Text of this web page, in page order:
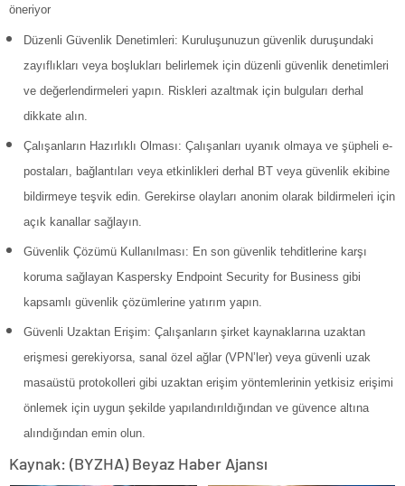
öneriyor
Düzenli Güvenlik Denetimleri: Kuruluşunuzun güvenlik duruşundaki
zayıflıkları veya boşlukları belirlemek için düzenli güvenlik denetimleri
ve değerlendirmeleri yapın. Riskleri azaltmak için bulguları derhal
dikkate alın.
Çalışanların Hazırlıklı Olması: Çalışanları uyanık olmaya ve şüpheli e-
postaları, bağlantıları veya etkinlikleri derhal BT veya güvenlik ekibine
bildirmeye teşvik edin. Gerekirse olayları anonim olarak bildirmeleri için
açık kanallar sağlayın.
Güvenlik Çözümü Kullanılması: En son güvenlik tehditlerine karşı
koruma sağlayan Kaspersky Endpoint Security for Business gibi
kapsamlı güvenlik çözümlerine yatırım yapın.
Güvenli Uzaktan Erişim: Çalışanların şirket kaynaklarına uzaktan
erişmesi gerekiyorsa, sanal özel ağlar (VPN’ler) veya güvenli uzak
masaüstü protokolleri gibi uzaktan erişim yöntemlerinin yetkisiz erişimi
önlemek için uygun şekilde yapılandırıldığından ve güvence altına
alındığından emin olun.
Kaynak: (BYZHA) Beyaz Haber Ajansı